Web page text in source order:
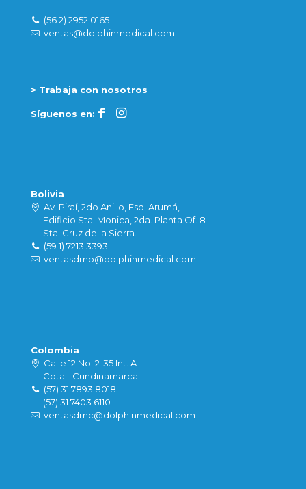
(56 2) 2952 0165
ventas@dolphinmedical.com
> Trabaja con nosotros
Síguenos en:
Bolivia
Av. Piraí, 2do Anillo, Esq. Arumá,
Edificio Sta. Monica, 2da. Planta Of. 8
Sta. Cruz de la Sierra.
(59 1) 7213 3393
ventasdmb@dolphinmedical.com
Colombia
Calle 12 No. 2-35 Int. A
Cota - Cundinamarca
(57) 31 7893 8018
(57) 31 7403 6110
ventasdmc@dolphinmedical.com